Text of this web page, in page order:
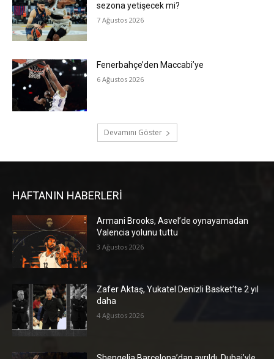
sezona yetişecek mi?
7 Ağustos 2026
Fenerbahçe’den Maccabi’ye
6 Ağustos 2026
Devamını Göster
HAFTANIN HABERLERİ
Armani Brooks, Asvel’de oynayamadan
Valencia yolunu tuttu
3 Ağustos 2026
Zafer Aktaş, Yukatel Denizli Basket’te 2 yıl
daha
4 Ağustos 2026